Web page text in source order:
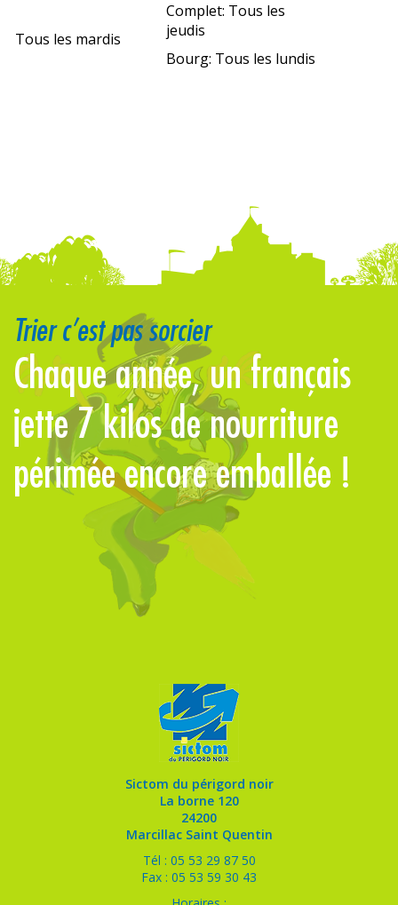
Tous les mardis
Complet: Tous les
jeudis
Bourg: Tous les lundis
Trier c’est pas sorcier
Chaque année, un français
jette 7 kilos de nourriture
périmée encore emballée !
Sictom du périgord noir
La borne 120
24200
Marcillac Saint Quentin
Tél : 05 53 29 87 50
Fax : 05 53 59 30 43